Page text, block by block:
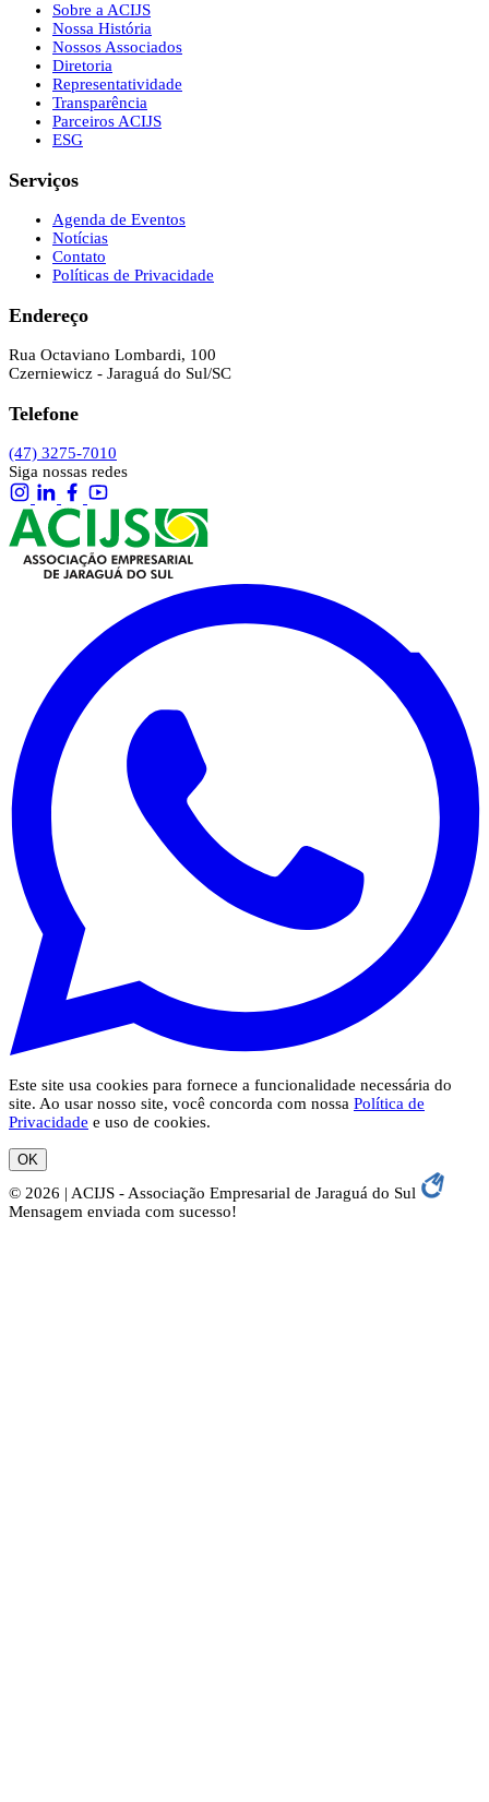
Sobre a ACIJS
Nossa História
Nossos Associados
Diretoria
Representatividade
Transparência
Parceiros ACIJS
ESG
Serviços
Agenda de Eventos
Notícias
Contato
Políticas de Privacidade
Endereço
Rua Octaviano Lombardi, 100
Czerniewicz - Jaraguá do Sul/SC
Telefone
(47) 3275-7010
Siga nossas redes
Este site usa cookies para fornece a funcionalidade necessária do
site. Ao usar nosso site, você concorda com nossa Política de
Privacidade e uso de cookies.
OK
© 2026 | ACIJS - Associação Empresarial de Jaraguá do Sul
Mensagem enviada com sucesso!